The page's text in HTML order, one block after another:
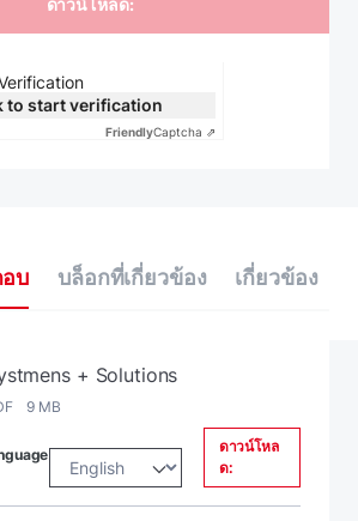
to start verification
FriendlyCaptcha ⇗
อบ บล็อกที่เกี่ยวข้อง เกี่ยวข้อง
+ Solutions
9 MB
ดาวน์โหล
ด: